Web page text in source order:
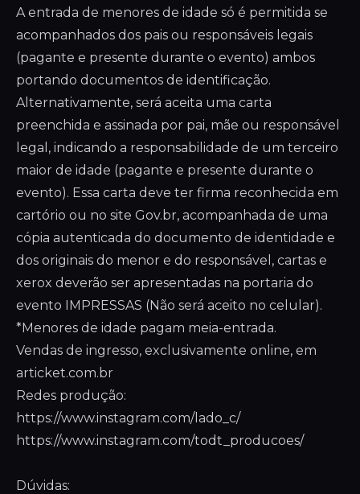
A entrada de menores de idade só é permitida se
acompanhados dos pais ou responsáveis legais
(pagante e presente durante o evento) ambos
portando documentos de identificação.
Alternativamente, será aceita uma carta
preenchida e assinada por pai, mãe ou responsável
legal, indicando a responsabilidade de um terceiro
maior de idade (pagante e presente durante o
evento). Essa carta deve ter firma reconhecida em
cartório ou no site Gov.br, acompanhada de uma
cópia autenticada do documento de identidade e
dos originais do menor e do responsável, cartas e
xerox deverão ser apresentadas na portaria do
evento IMPRESSAS (Não será aceito no celular).
*Menores de idade pagam meia-entrada.
Vendas de ingresso, exclusivamente online, em
articket.com.br
Redes produção:
https://www.instagram.com/lado_c/
https://www.instagram.com/todt_producoes/
Dúvidas: